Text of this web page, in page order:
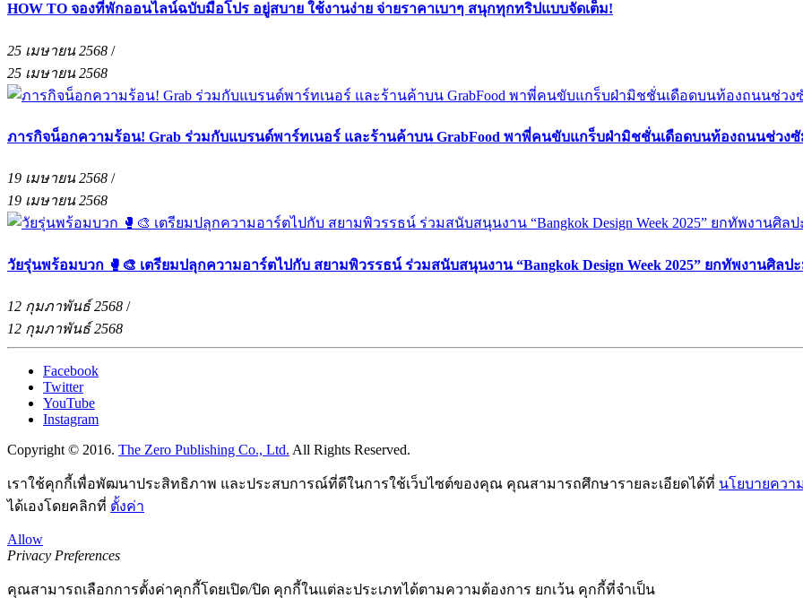
HOW TO จองที่พักออนไลน์ฉบับมือโปร อยู่สบาย ใช้งานง่าย จ่ายราคาเบาๆ สนุกทุกทริปแบบจัดเต็ม!
25 เมษายน 2568 /
25 เมษายน 2568
ภารกิจน็อกความร้อน! Grab ร่วมกับแบรนด์พาร์ทเนอร์ และร้านค้าบน GrabFood พาพี่คนขับแกร็บฝ่ามิชชั่นเดือดบนท้องถนนช่วงซั
19 เมษายน 2568 /
19 เมษายน 2568
วัยรุ่นพร้อมบวก 🥊🎨 เตรียมปลุกความอาร์ตไปกับ สยามพิวรรธน์ ร่วมสนับสนุนงาน “Bangkok Design Week 2025” ยกทัพงานศิลป
12 กุมภาพันธ์ 2568 /
12 กุมภาพันธ์ 2568
Facebook
Twitter
YouTube
Instagram
Copyright © 2016. The Zero Publishing Co., Ltd. All Rights Reserved.
เราใช้คุกกี้เพื่อพัฒนาประสิทธิภาพ และประสบการณ์ที่ดีในการใช้เว็บไซต์ของคุณ คุณสามารถศึกษารายละเอียดได้ที่ นโยบายควา
ได้เองโดยคลิกที่ ตั้งค่า
Allow
Privacy Preferences
คุณสามารถเลือกการตั้งค่าคุกกี้โดยเปิด/ปิด คุกกี้ในแต่ละประเภทได้ตามความต้องการ ยกเว้น คุกกี้ที่จำเป็น